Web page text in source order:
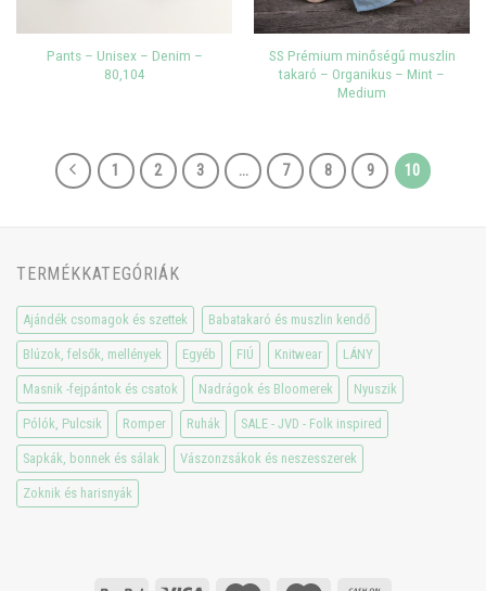
Pants – Unisex – Denim –
80,104
SS Prémium minőségű muszlin
takaró – Organikus – Mint –
Medium
1 2 3 … 7 8 9 10
TERMÉKKATEGÓRIÁK
Ajándék csomagok és szettek Babatakaró és muszlin kendő
Blúzok, felsők, mellények Egyéb FIÚ Knitwear LÁNY
Masnik -fejpántok és csatok Nadrágok és Bloomerek Nyuszik
Pólók, Pulcsik Romper Ruhák SALE - JVD - Folk inspired
Sapkák, bonnek és sálak Vászonzsákok és neszesszerek
Zoknik és harisnyák